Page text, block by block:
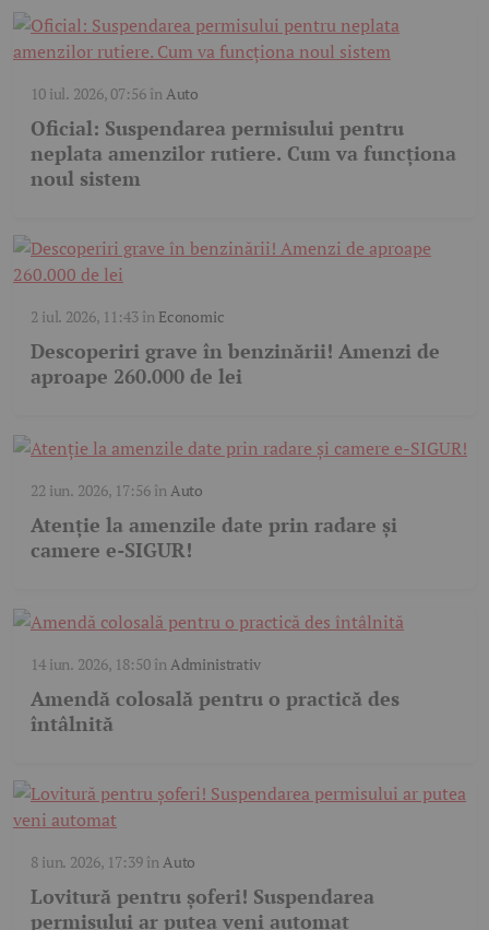
10 iul. 2026, 07:56înAuto
Oficial: Suspendarea permisului pentru
neplata amenzilor rutiere. Cum va funcționa
noul sistem
2 iul. 2026, 11:43în Economic
Descoperiri grave în benzinării! Amenzi de
aproape 260.000 de lei
22 iun. 2026, 17:56înAuto
Atenție la amenzile date prin radare și
camere e-SIGUR!
14 iun. 2026, 18:50înAdministrativ
Amendă colosală pentru o practică des
întâlnită
8 iun. 2026, 17:39înAuto
Lovitură pentru șoferi! Suspendarea
permisului ar putea veni automat